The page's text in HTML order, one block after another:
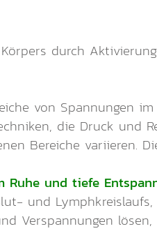
durch
von Spannungen
die Druck und
Bereiche variieren.
Ruhe und tiefe
und
Verspannungen